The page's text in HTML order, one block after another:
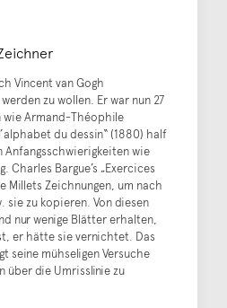
Vincent van Gogh
zu wollen. Er war nun 27
Armand-Théophile
du dessin“ (1880) half
wie
Charles Bargue’s „Exercices
Millets Zeichnungen, um nach
sie zu kopieren. Von diesen
nur wenige Blätter erhalten,
er hätte sie vernichtet. Das
seine mühseligen Versuche
über die Umrisslinie zu